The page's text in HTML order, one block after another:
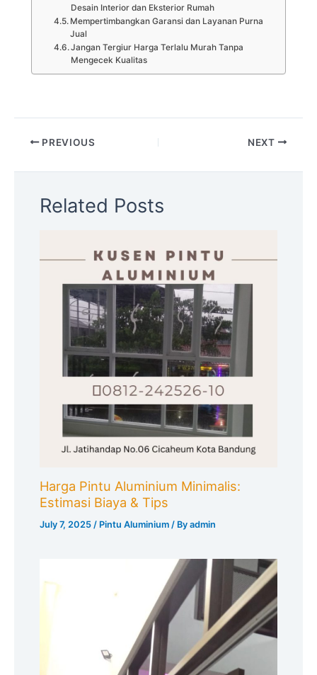
Desain Interior dan Eksterior Rumah
Mempertimbangkan Garansi dan Layanan Purna
Jual
Jangan Tergiur Harga Terlalu Murah Tanpa
Mengecek Kualitas
PREVIOUS NEXT
Related Posts
Harga Pintu Aluminium Minimalis:
Estimasi Biaya & Tips
July 7, 2025 / Pintu Aluminium / Byadmin